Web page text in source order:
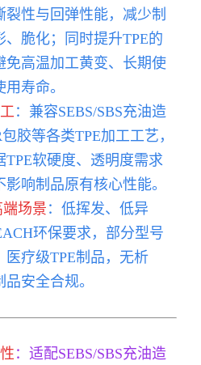
性与回弹性能，减少制
脆化；同时提升TPE的
免高温加工黄变、长期使
寿命。
：兼容SEBS/SBS充油造
胶等各类TPE加工工艺，
软硬度、透明度需求
响制品原有核心性能。
场景 ：低挥发、低异
环保要求，部分型号
医疗级TPE制品，无析
安全合规。
：适配SEBS/SBS充油造